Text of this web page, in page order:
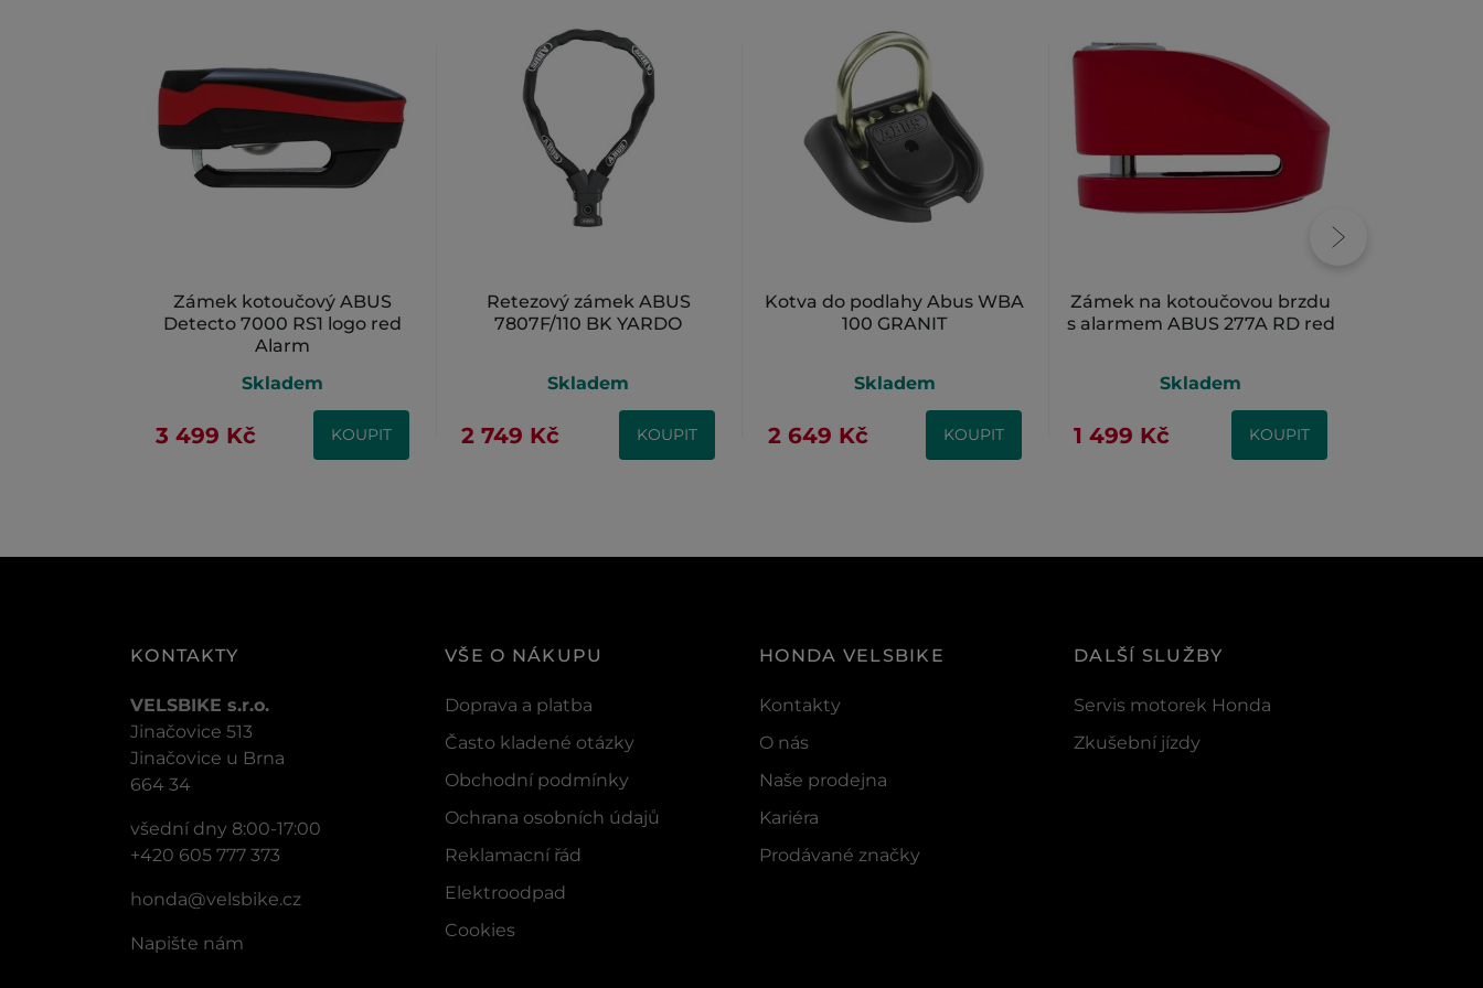
Zámek kotoučový ABUS
Detecto 7000 RS1 logo red
Alarm
Skladem
3 499 Kč KOUPIT
Retezový zámek ABUS
7807F/110 BK YARDO
Skladem
2 749 Kč KOUPIT
Kotva do podlahy Abus WBA
100 GRANIT
Skladem
2 649 Kč KOUPIT
Zámek na kotoučovou brzdu
s alarmem ABUS 277A RD red
Skladem
1 499 Kč KOUPIT
KONTAKTY
VELSBIKE s.r.o.
Jinačovice 513
Jinačovice u Brna
664 34
všední dny 8:00-17:00
+420 605 777 373
honda@velsbike.cz
Napište nám
VŠE O NÁKUPU
Doprava a platba
Často kladené otázky
Obchodní podmínky
Ochrana osobních údajů
Reklamacní řád
Elektroodpad
Cookies
HONDA VELSBIKE
Kontakty
O nás
Naše prodejna
Kariéra
Prodávané značky
DALŠÍ SLUŽBY
Servis motorek Honda
Zkušební jízdy